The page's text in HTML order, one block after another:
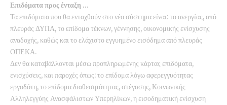
Επιδόματα προς ένταξη …
Τα επιδόματα που θα ενταχθούν στο νέο σύστημα είναι: το ανεργίας, από
πλευράς ΔΥΠΑ, το επίδομα τέκνων, γέννησης, οικονομικής ενίσχυσης
αναδοχής, καθώς και το ελάχιστο εγγυημένο εισόδημα από πλευράς
ΟΠΕΚΑ.
Δεν θα καταβάλλονται μέσω προπληρωμένης κάρτας επιδόματα,
ενισχύσεις, και παροχές όπως: το επίδομα λόγω αφερεγγυότητας
εργοδότη, το επίδομα διαθεσιμότητας, στέγασης, Κοινωνικής
Αλληλεγγύης Ανασφάλιστων Υπερηλίκων, η εισοδηματική ενίσχυση